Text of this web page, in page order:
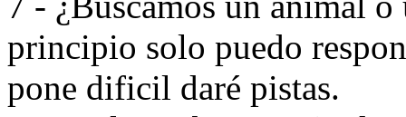
principio solo puedo
pone dificil daré pistas.